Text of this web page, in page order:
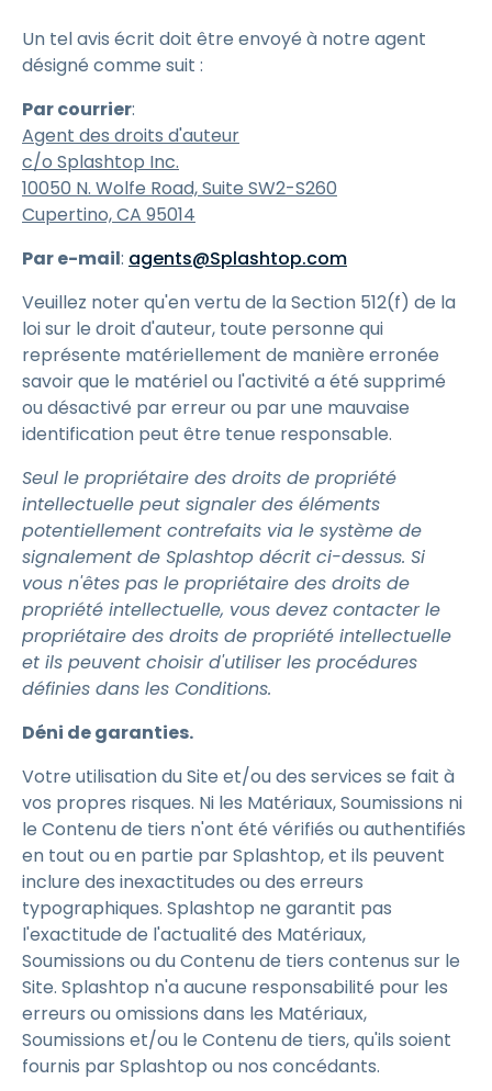
Un tel avis écrit doit être envoyé à notre agent
désigné comme suit :
Par courrier:
Agent des droits d'auteur
c/o Splashtop Inc.
10050 N. Wolfe Road, Suite SW2-S260
Cupertino, CA 95014
Par e-mail: agents@Splashtop.com
Veuillez noter qu'en vertu de la Section 512(f) de la
loi sur le droit d'auteur, toute personne qui
représente matériellement de manière erronée
savoir que le matériel ou l'activité a été supprimé
ou désactivé par erreur ou par une mauvaise
identification peut être tenue responsable.
Seul le propriétaire des droits de propriété
intellectuelle peut signaler des éléments
potentiellement contrefaits via le système de
signalement de Splashtop décrit ci-dessus. Si
vous n'êtes pas le propriétaire des droits de
propriété intellectuelle, vous devez contacter le
propriétaire des droits de propriété intellectuelle
et ils peuvent choisir d'utiliser les procédures
définies dans les Conditions.
Déni de garanties.
Votre utilisation du Site et/ou des services se fait à
vos propres risques. Ni les Matériaux, Soumissions ni
le Contenu de tiers n'ont été vérifiés ou authentifiés
en tout ou en partie par Splashtop, et ils peuvent
inclure des inexactitudes ou des erreurs
typographiques. Splashtop ne garantit pas
l'exactitude de l'actualité des Matériaux,
Soumissions ou du Contenu de tiers contenus sur le
Site. Splashtop n'a aucune responsabilité pour les
erreurs ou omissions dans les Matériaux,
Soumissions et/ou le Contenu de tiers, qu'ils soient
fournis par Splashtop ou nos concédants.